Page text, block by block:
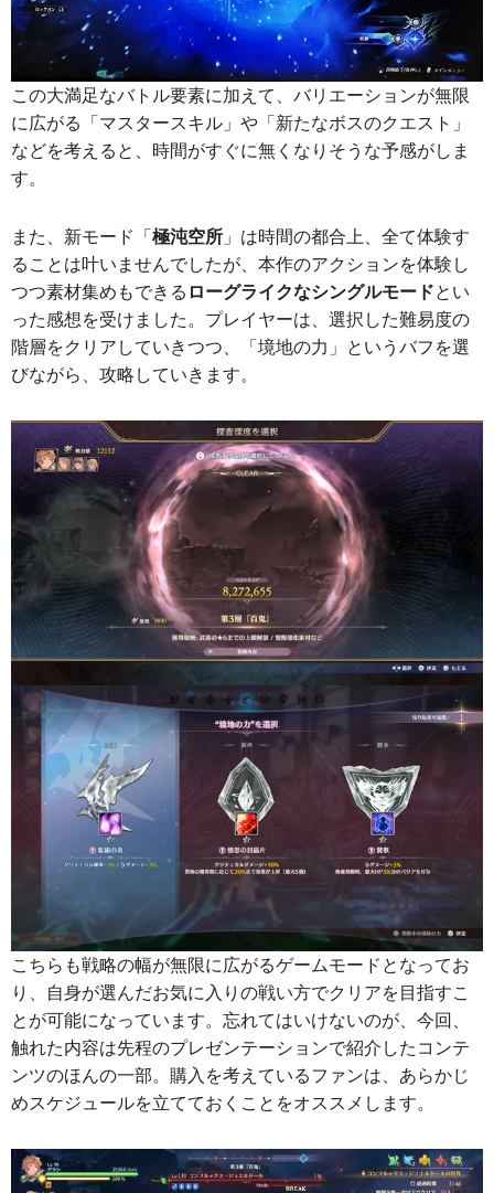
この大満足なバトル要素に加えて、バリエーションが無限
に広がる「マスタースキル」や「新たなボスのクエスト」
などを考えると、時間がすぐに無くなりそうな予感がしま
す。
また、新モード「極沌空所」は時間の都合上、全て体験す
ることは叶いませんでしたが、本作のアクションを体験し
つつ素材集めもできる ローグライクなシングルモードとい
った感想を受けました。プレイヤーは、選択した難易度の
階層をクリアしていきつつ、「境地の力」というバフを選
びながら、攻略していきます。
こちらも戦略の幅が無限に広がるゲームモードとなってお
り、自身が選んだお気に入りの戦い方でクリアを目指すこ
とが可能になっています。忘れてはいけないのが、今回、
触れた内容は先程のプレゼンテーションで紹介したコンテ
ンツのほんの一部。購入を考えているファンは、あらかじ
めスケジュールを立てておくことをオススメします。